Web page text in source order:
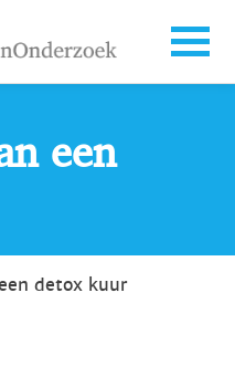
een
detox kuur